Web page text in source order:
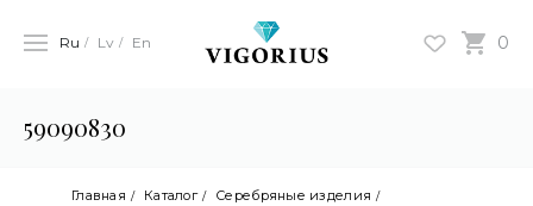
0
Ru Lv En
59090830
Главная Каталог
Серебряные изделия